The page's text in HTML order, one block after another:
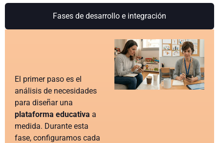
Fases de desarrollo e integración
El primer paso es el
análisis de necesidades
para diseñar una
plataforma educativa a
medida. Durante esta
fase, configuramos cada